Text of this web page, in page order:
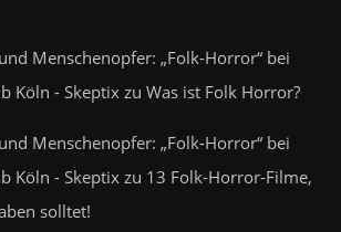
Menschenopfer: „Folk-Horror“ bei
Köln - Skeptix zu Was ist Folk Horror?
Menschenopfer: „Folk-Horror“ bei
Köln - Skeptix zu 13 Folk-Horror-Filme,
solltet!